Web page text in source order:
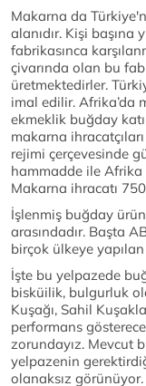
Makarna da
alanıdır. Kişi
fabrikasınca
çivarında olan bu
üretmektedirler.
imal edilir. Afrika’da
ekmeklik buğday
makarna
rejimi çerçevesinde
hammadde ile Afrika
Makarna ihracatı
İşlenmiş buğday
arasındadır. Başta
birçok ülkeye
İşte bu yelpazede
bisküilik, bulgurluk
Kuşağı, Sahil
performans
zorundayız. Mevcut
yelpazenin
olanaksız